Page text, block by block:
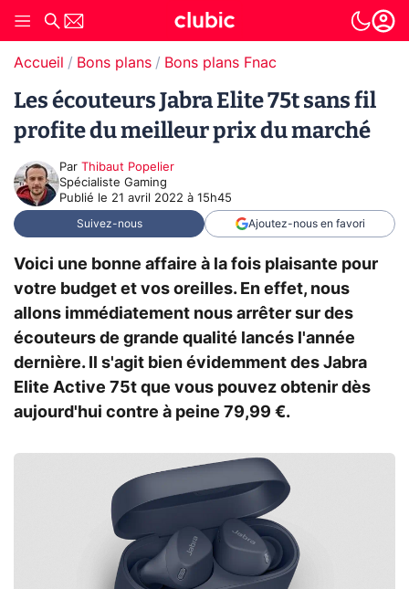
Accueil Bons plans Bons plans Fnac
Les écouteurs Jabra Elite 75t sans fil
profite du meilleur prix du marché
Par Thibaut Popelier
Spécialiste Gaming
Publié le 21 avril 2022 à 15h45
Suivez-nous Ajoutez-nous en favori
Voici une bonne affaire à la fois plaisante pour
votre budget et vos oreilles. En effet, nous
allons immédiatement nous arrêter sur des
écouteurs de grande qualité lancés l'année
dernière. Il s'agit bien évidemment des Jabra
Elite Active 75t que vous pouvez obtenir dès
aujourd'hui contre à peine 79,99 €.